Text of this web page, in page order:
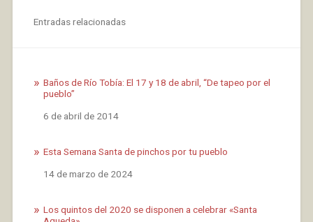
Entradas relacionadas
Baños de Río Tobía: El 17 y 18 de abril, “De tapeo por el
pueblo”
Fecha
6 de abril de 2014
Esta Semana Santa de pinchos por tu pueblo
Fecha
14 de marzo de 2024
Los quintos del 2020 se disponen a celebrar «Santa